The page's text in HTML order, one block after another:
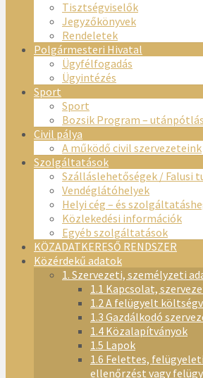
Tisztségviselők
Jegyzőkönyvek
Rendeletek
Polgármesteri Hivatal
Ügyfélfogadás
Ügyintézés
Sport
Sport
Bozsik Program – utánpótlás
Civil pálya
A működő civil szervezeteink
Szolgáltatások
Szálláslehetőségek / Falusi
Vendéglátóhelyek
Helyi cég – és
Közlekedési információk
Egyéb szolgáltatások
KÖZADATKERESŐ RENDSZER
Közérdekű adatok
1. Szervezeti, személyzeti
1.1 Kapcsolat,
1.2 A felügyelt
1.3 Gazdálkodó
1.4 Közalapítványok
1.5 Lapok
1.6 Felettes,
ellenőrzést vagy